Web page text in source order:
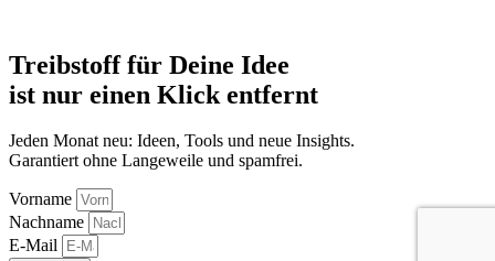
Treibstoff für Deine Idee
ist nur einen Klick entfernt
Jeden Monat neu: Ideen, Tools und neue Insights.
Garantiert ohne Langeweile und spamfrei.
Vorname
Nachname
E-Mail